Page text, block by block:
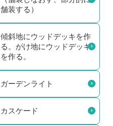
舗装する）
傾斜地にウッドデッキを作
る。がけ地にウッドデッキ
を作る。
ガーデンライト
カスケード